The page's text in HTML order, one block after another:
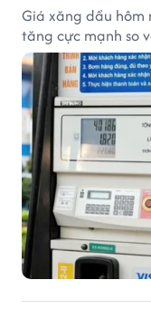
Giá xăng dầu
tăng cực mạnh so